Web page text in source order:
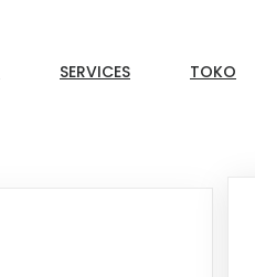
SERVICES TOKO